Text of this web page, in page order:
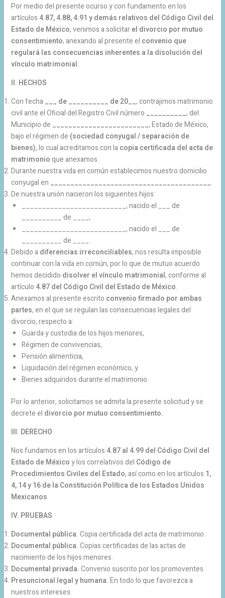
Por medio del presente ocurso y con fundamento en los
artículos 4.87, 4.88, 4.91 y demás relativos del Código Civil del
Estado de México, venimos a solicitarel divorcio por mutuo
consentimiento, anexando al presente el convenio que
regulará las consecuencias inherentes a la disolución del
vínculo matrimonial.
II. HECHOS
Con fecha___ de __________ de 20__, contrajimos matrimonio
civil ante el Oficial del Registro Civil número __________, del
Municipio de ________________________, Estado de México,
bajo el régimen de (sociedad conyugal / separación de
bienes), lo cual acreditamos con lacopia certificada del acta de
matrimonioque anexamos.
Durante nuestra vida en común establecimos nuestro domicilio
conyugal en ________________________________________.
De nuestra unión nacieron los siguientes hijos:
__________________________, nacido el ___ de
__________ de ____;
__________________________, nacido el ___ de
__________ de ____.
Debido adiferencias irreconciliables, nos resulta imposible
continuar con la vida en común, por lo que de mutuo acuerdo
hemos decidido disolver el vínculo matrimonial, conforme al
artículo 4.87 del Código Civil del Estado de México.
Anexamos al presente escrito convenio firmado por ambas
partes, en el que se regulan las consecuencias legales del
divorcio, respecto a:
Guarda y custodia de los hijos menores,
Régimen de convivencias,
Pensión alimenticia,
Liquidación del régimen económico, y
Bienes adquiridos durante el matrimonio.
Por lo anterior, solicitamos se admita la presente solicitud y se
decrete el divorcio por mutuo consentimiento.
III. DERECHO
Nos fundamos en los artículos 4.87 al 4.99 del Código Civil del
Estado de Méxicoy los correlativos del Código de
Procedimientos Civiles del Estado, así como en los artículos 1,
4, 14 y 16 de la Constitución Política de los Estados Unidos
Mexicanos.
IV. PRUEBAS
Documental pública.Copia certificada del acta de matrimonio.
Documental pública.Copias certificadas de las actas de
nacimiento de los hijos menores.
Documental privada.Convenio suscrito por los promoventes.
Presuncional legal y humana.En todo lo que favorezca a
nuestros intereses.